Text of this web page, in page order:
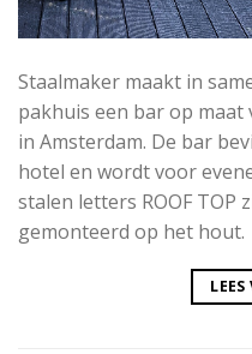
Staalmaker maakt in
pakhuis een bar op maat
in Amsterdam. De bar
hotel en wordt voor
stalen letters ROOF TOP
gemonteerd op het hout.
LEES